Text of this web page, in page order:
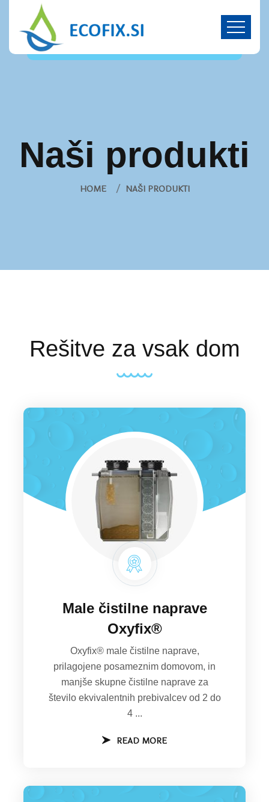
Naši produkti
HOME NAŠI PRODUKTI
Rešitve za vsak dom
Male čistilne naprave
Oxyfix®
Oxyfix® male čistilne naprave,
prilagojene posameznim domovom, in
manjše skupne čistilne naprave za
število ekvivalentnih prebivalcev od 2 do
4 ...
READ MORE